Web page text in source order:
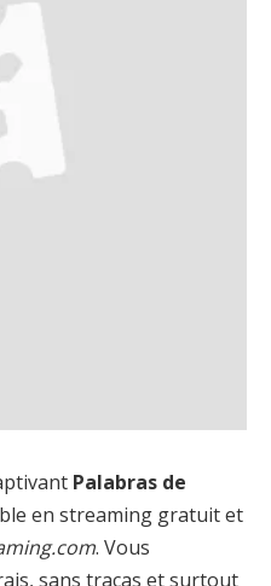
Palabras de
en streaming gratuit et
. Vous
sans tracas et surtout